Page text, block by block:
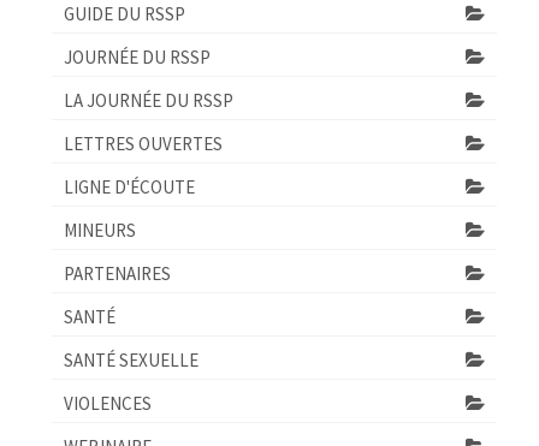
GUIDE DU RSSP
JOURNÉE DU RSSP
LA JOURNÉE DU RSSP
LETTRES OUVERTES
LIGNE D'ÉCOUTE
MINEURS
PARTENAIRES
SANTÉ
SANTÉ SEXUELLE
VIOLENCES